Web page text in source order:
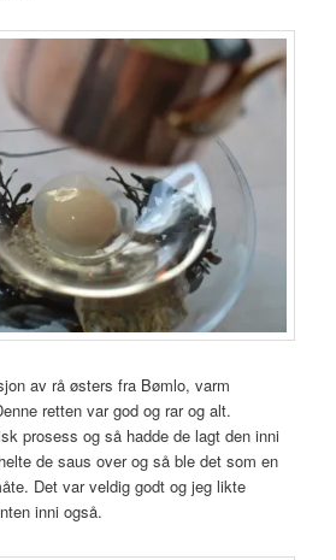
av rå østers fra Bømlo, varm
retten var god og rar og alt.
prosess og så hadde de lagt den inni
de saus over og så ble det som en
Det var veldig godt og jeg likte
inni også.